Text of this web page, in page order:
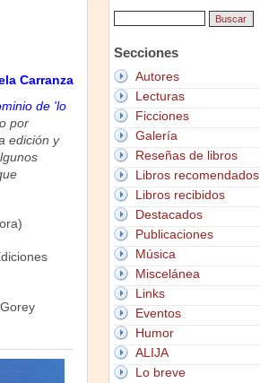
Carranza
de 'lo
por
edición y
Secciones
Autores
Lecturas
Ficciones
Galería
Reseñas de libros
Libros recomendados
Libros recibidos
Destacados
Publicaciones
Música
Miscelánea
Links
Eventos
Humor
ALIJA
Lo breve